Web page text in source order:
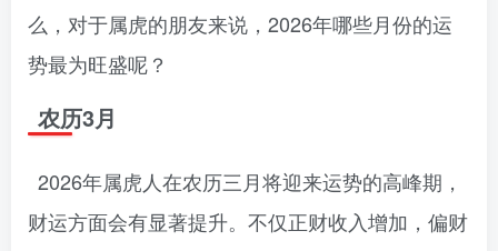
么，对于属虎的朋友来说，2026年哪些月份的运
势最为旺盛呢？
农历3月
2026年属虎人在农历三月将迎来运势的高峰期，
财运方面会有显著提升。不仅正财收入增加，偏财